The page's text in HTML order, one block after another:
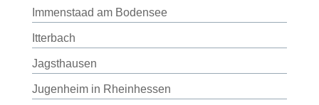
Immenstaad am Bodensee
Itterbach
Jagsthausen
Jugenheim in Rheinhessen